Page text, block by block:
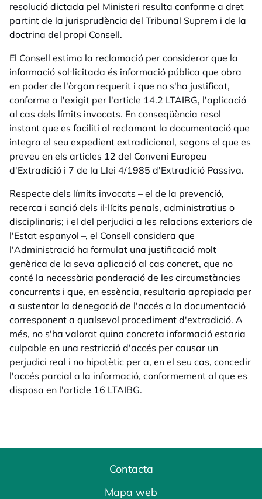
resolució dictada pel Ministeri resulta conforme a dret
partint de la jurisprudència del Tribunal Suprem i de la
doctrina del propi Consell.
El Consell estima la reclamació per considerar que la
informació sol·licitada és informació pública que obra
en poder de l'òrgan requerit i que no s'ha justificat,
conforme a l'exigit per l'article 14.2 LTAIBG, l'aplicació
al cas dels límits invocats. En conseqüència resol
instant que es faciliti al reclamant la documentació que
integra el seu expedient extradicional, segons el que es
preveu en els articles 12 del Conveni Europeu
d'Extradició i 7 de la Llei 4/1985 d'Extradició Passiva.
Respecte dels límits invocats – el de la prevenció,
recerca i sanció dels il·lícits penals, administratius o
disciplinaris; i el del perjudici a les relacions exteriors de
l'Estat espanyol –, el Consell considera que
l'Administració ha formulat una justificació molt
genèrica de la seva aplicació al cas concret, que no
conté la necessària ponderació de les circumstàncies
concurrents i que, en essència, resultaria apropiada per
a sustentar la denegació de l'accés a la documentació
corresponent a qualsevol procediment d'extradició. A
més, no s'ha valorat quina concreta informació estaria
culpable en una restricció d'accés per causar un
perjudici real i no hipotètic per a, en el seu cas, concedir
l'accés parcial a la informació, conformement al que es
disposa en l'article 16 LTAIBG.
Contacta
Mapa web